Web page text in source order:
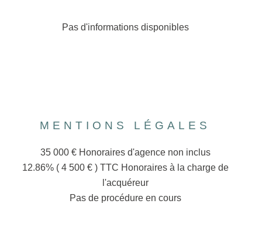
Pas d'informations disponibles
MENTIONS LÉGALES
35 000 € Honoraires d'agence non inclus
12.86% ( 4 500 € ) TTC Honoraires à la charge de
l'acquéreur
Pas de procédure en cours